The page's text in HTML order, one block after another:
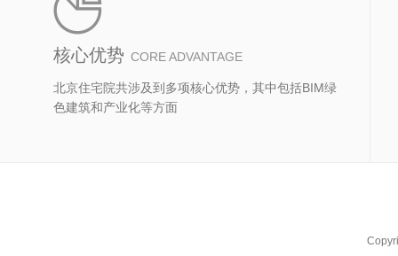
核心优势 CORE ADVANTAGE
北京住宅院共涉及到多项核心优势，其中包括BIM绿
色建筑和产业化等方面